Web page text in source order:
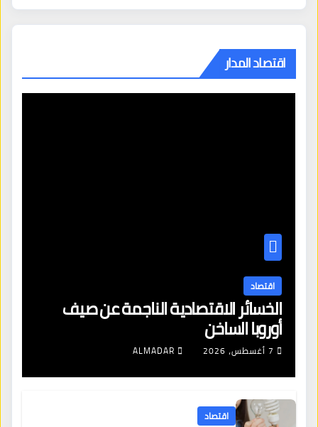
اقتصاد المدار
اقتصاد
الخسائر الاقتصادية الناجمة عن صيف
أوروبا الساخن
7 أغسطس، 2026 ALMADAR
اقتصاد